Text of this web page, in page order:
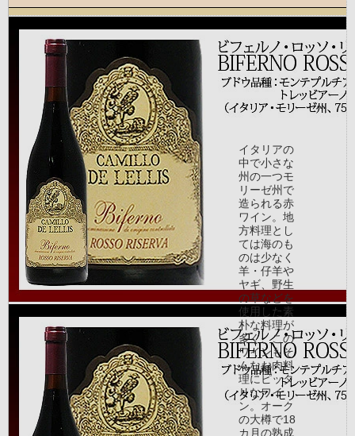
イタリアの
中で小さな
州の一つモ
リーゼ州で
造られる赤
ワイン。地
方料理とし
ては海のも
のは少なく
羊・仔羊や
ヤギ、野生
の草などを
使用した素
朴な料理が
多く、この
ワインもそ
んなお肉料
理にピッタ
リなワイ
ン。オーク
の大樽で18
カ月の熟成